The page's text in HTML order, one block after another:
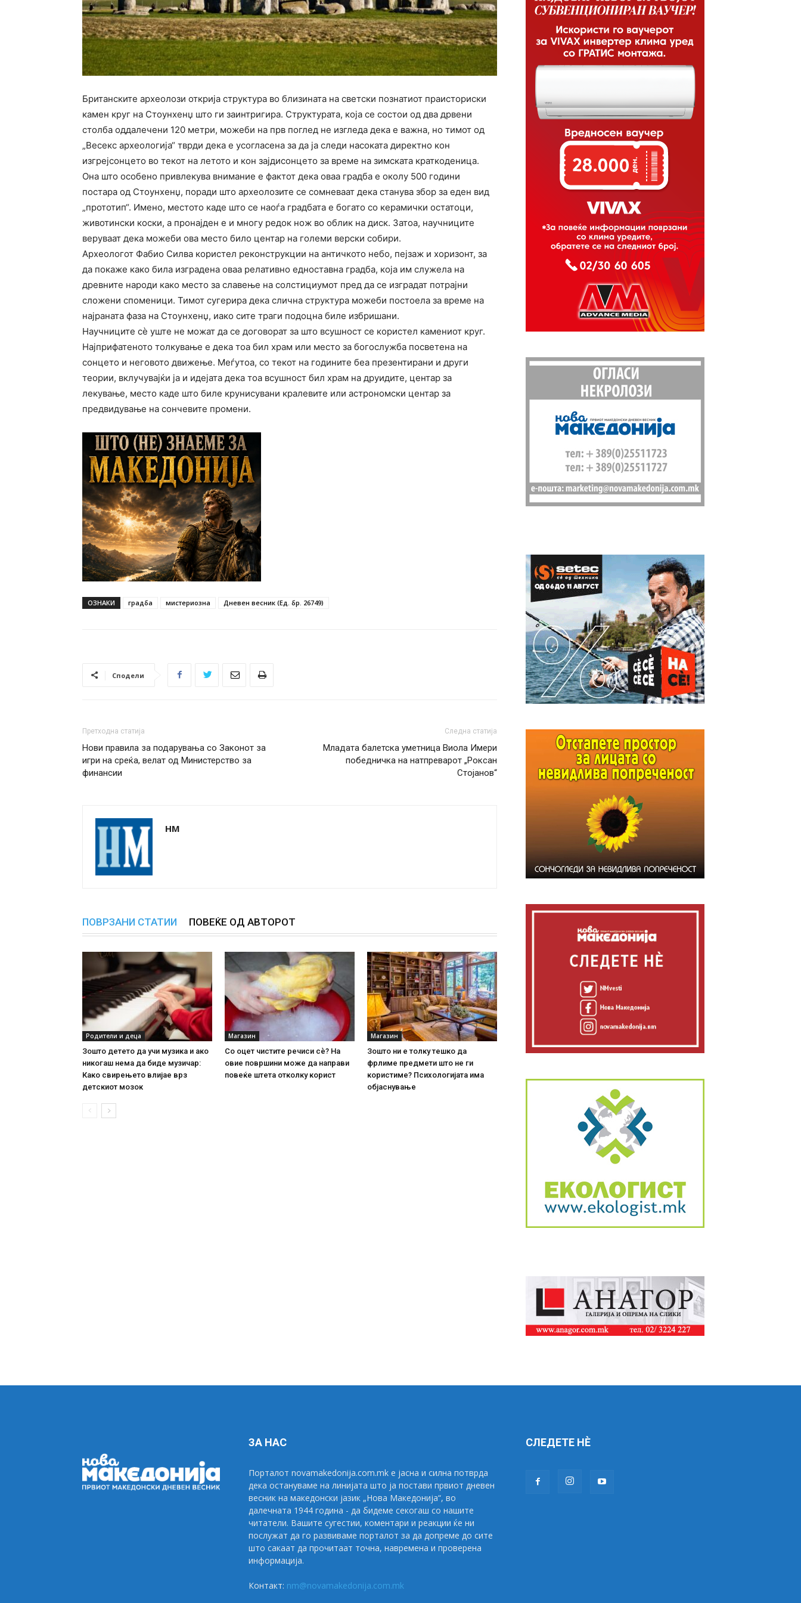
Британските археолози открија структура во близината на светски познатиот праисториски
камен круг на Стоунхенџ што ги заинтригира. Структурата, која се состои од два дрвени
столба оддалечени 120 метри, можеби на прв поглед не изгледа дека е важна, но тимот од
„Весекс археологија“ тврди дека е усогласена за да ја следи насоката директно кон
изгрејсонцето во текот на летото и кон зајдисонцето за време на зимската краткоденица.
Она што особено привлекува внимание е фактот дека оваа градба е околу 500 години
постара од Стоунхенџ, поради што археолозите се сомневаат дека станува збор за еден вид
„прототип“. Имено, местото каде што се наоѓа градбата е богато со керамички остатоци,
животински коски, а пронајден е и многу редок нож во облик на диск. Затоа, научниците
веруваат дека можеби ова место било центар на големи верски собири.
Археологот Фабио Силва користел реконструкции на античкото небо, пејзаж и хоризонт, за
да покаже како била изградена оваа релативно едноставна градба, која им служела на
древните народи како место за славење на солстициумот пред да се изградат потрајни
сложени споменици. Тимот сугерира дека слична структура можеби постоела за време на
најраната фаза на Стоунхенџ, иако сите траги подоцна биле избришани.
Научниците сè уште не можат да се договорат за што всушност се користел камениот круг.
Најприфатеното толкување е дека тоа бил храм или место за богослужба посветена на
сонцето и неговото движење. Меѓутоа, со текот на годините беа презентирани и други
теории, вклучувајќи ја и идејата дека тоа всушност бил храм на друидите, центар за
лекување, место каде што биле крунисувани кралевите или астрономски центар за
предвидување на сончевите промени.
ОЗНАКИ градба мистериозна Дневен весник (Ед. бр. 26749)
Сподели
Претходна статија
Нови правила за подарувања со Законот за
игри на среќа, велат од Министерство за
финансии
Следна статија
Младата балетска уметница Виола Имери
победничка на натпреварот „Роксан
Стојанов“
НМ
ПОВРЗАНИ СТАТИИ ПОВЕЌЕ ОД АВТОРОТ
Родители и деца
Зошто детето да учи музика и ако
никогаш нема да биде музичар:
Како свирењето влијае врз
детскиот мозок
Магазин
Со оцет чистите речиси сè? На
овие површини може да направи
повеќе штета отколку корист
Магазин
Зошто ни е толку тешко да
фрлиме предмети што не ги
користиме? Психологијата има
објаснување
ЗА НАС
Порталот novamakedonija.com.mk е јасна и силна потврда
дека остануваме на линијата што ја постави првиот дневен
весник на македонски јазик „Нова Македонија“, во
далечната 1944 година - да бидеме секогаш со нашите
читатели. Вашите сугестии, коментари и реакции ќе ни
послужат да го развиваме порталот за да допреме до сите
што сакаат да прочитаат точна, навремена и проверена
информација.
Контакт: nm@novamakedonija.com.mk
СЛЕДЕТЕ НÈ